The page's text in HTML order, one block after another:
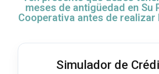
meses de antigüedad en Su
Cooperativa antes de
Simulador de